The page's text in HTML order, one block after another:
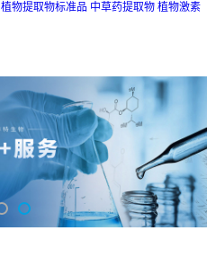
植物提取物标准品 中草药提取物 植物激素